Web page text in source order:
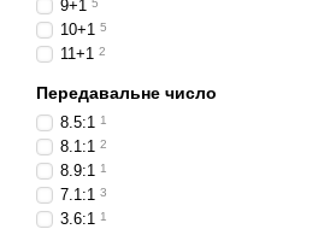
9+1 5
10+1 5
11+1 2
Передавальне число
8.5:1 1
8.1:1 2
8.9:1 1
7.1:1 3
3.6:1 1